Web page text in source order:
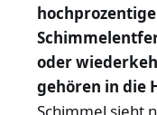
oder
gehören in die
Schimmel sieht